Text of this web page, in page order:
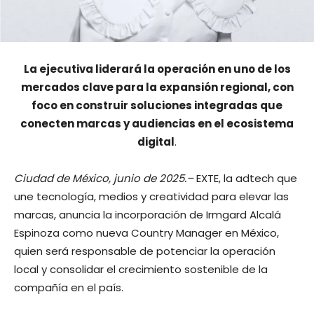
La ejecutiva liderará la operación en uno de los
mercados clave para la expansión regional, con
foco en construir soluciones integradas que
conecten marcas y audiencias en el ecosistema
digital.
Ciudad de México, junio de 2025.–EXTE, la adtech que
une tecnología, medios y creatividad para elevar las
marcas, anuncia la incorporación de Irmgard Alcalá
Espinoza como nueva Country Manager en México,
quien será responsable de potenciar la operación
local y consolidar el crecimiento sostenible de la
compañía en el país.